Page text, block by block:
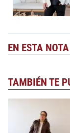
EN ESTA NOTA
TAMBIÉN TE